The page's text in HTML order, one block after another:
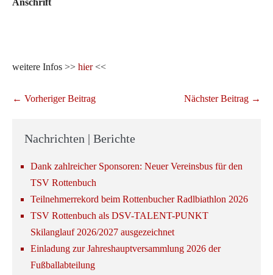
Anschrift
weitere Infos >> hier<<
Beitragsnavigation
← Vorheriger Beitrag Nächster Beitrag →
Nachrichten | Berichte
Dank zahlreicher Sponsoren: Neuer Vereinsbus für den
TSV Rottenbuch
Teilnehmerrekord beim Rottenbucher Radlbiathlon 2026
TSV Rottenbuch als DSV-TALENT-PUNKT
Skilanglauf 2026/2027 ausgezeichnet
Einladung zur Jahreshauptversammlung 2026 der
Fußballabteilung